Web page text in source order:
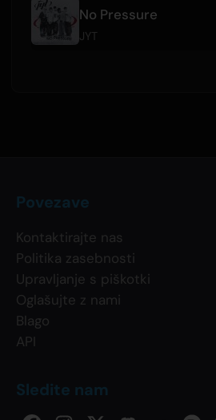
No Pressure
JYT
Povezave
Kontaktirajte nas
Politika zasebnosti
Upravljanje s piškotki
Oglašujte z nami
Blago
API
Sledite nam